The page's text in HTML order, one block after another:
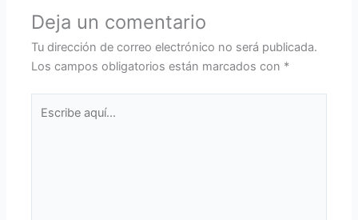
Deja un comentario
Tu dirección de correo electrónico no será publicada.
Los campos obligatorios están marcados con *
aquí...